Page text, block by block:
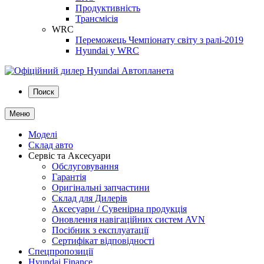
Продуктивність
Трансмісія
WRC
Переможець Чемпіонату світу з ралі-2019
Hyundai у WRC
Поиск
Меню
Моделі
Склад авто
Сервіс та Аксесуари
Обслуговування
Гарантія
Оригінальні запчастини
Склад для Дилерів
Аксесуари / Сувенірна продукція
Оновлення навігаційних систем AVN
Посібник з експлуатації
Сертифікат відповідності
Спецпропозиції
Hyundai Finance